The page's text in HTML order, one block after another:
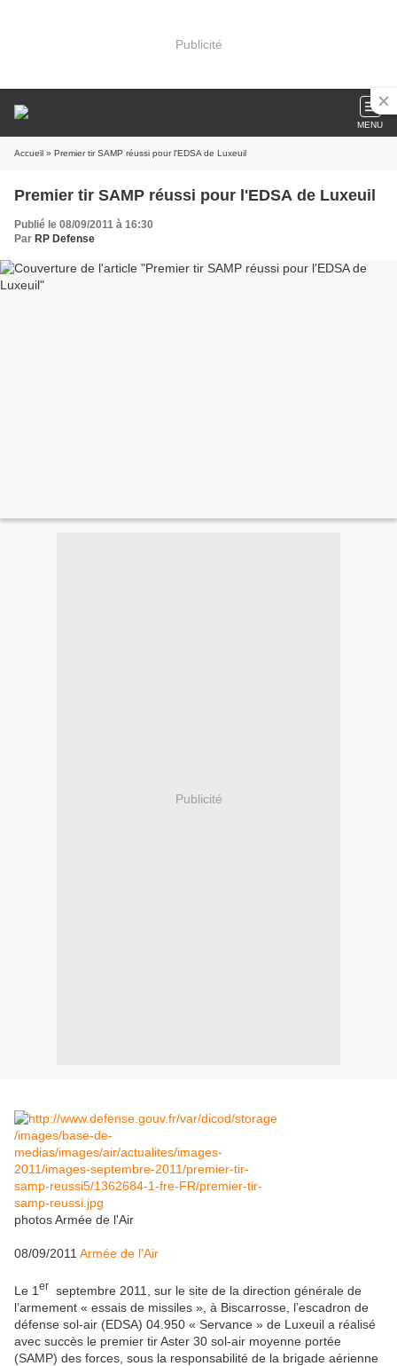
Publicité
MENU
Accueil » Premier tir SAMP réussi pour l'EDSA de Luxeuil
Premier tir SAMP réussi pour l'EDSA de Luxeuil
Publié le 08/09/2011 à 16:30
Par RP Defense
Publicité
photos Armée de l'Air
08/09/2011 Armée de l'Air
Le 1 er
septembre 2011, sur le site de la direction générale de
l’armement « essais de missiles », à Biscarrosse, l’escadron de
défense sol-air (EDSA) 04.950 « Servance » de Luxeuil a réalisé
avec succès le premier tir Aster 30 sol-air moyenne portée
(SAMP) des forces, sous la responsabilité de la brigade aérienne